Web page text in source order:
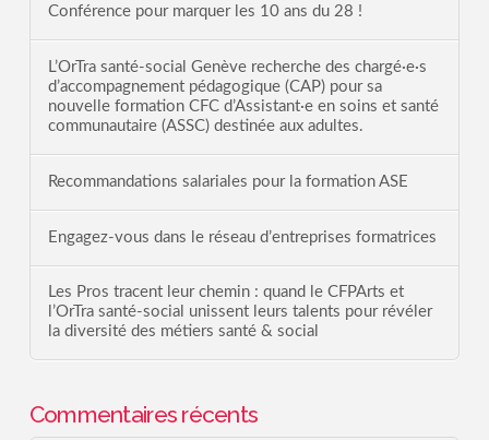
Conférence pour marquer les 10 ans du 28 !
L’OrTra santé-social Genève recherche des chargé·e·s
d’accompagnement pédagogique (CAP) pour sa
nouvelle formation CFC d’Assistant·e en soins et santé
communautaire (ASSC) destinée aux adultes.
Recommandations salariales pour la formation ASE
Engagez-vous dans le réseau d’entreprises formatrices
Les Pros tracent leur chemin : quand le CFPArts et
l’OrTra santé-social unissent leurs talents pour révéler
la diversité des métiers santé & social
Commentaires récents